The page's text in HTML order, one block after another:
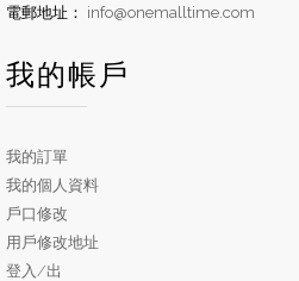
電郵地址： info@onemalltime.com
我的帳戶
我的訂單
我的個人資料
戶口修改
用戶修改地址
登入/出